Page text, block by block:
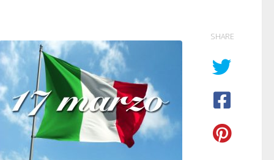
SHARE